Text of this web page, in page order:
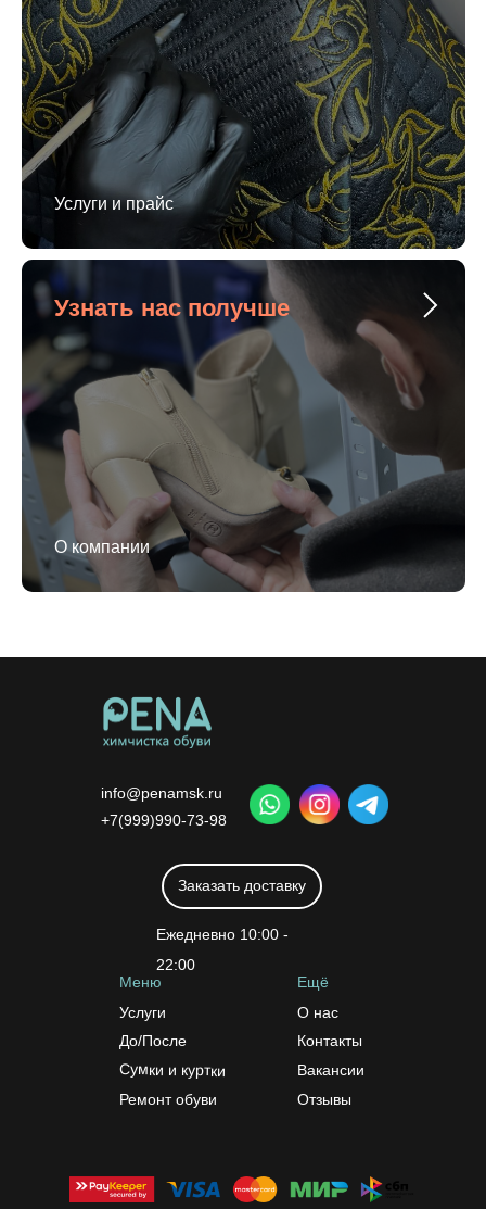
Услуги и прайс
Узнать нас получше
О компании
Заказать доставку
Меню
Услуги
До/После
Сумки и куртки
Ремонт обуви
Контакты
О нас
Вакансии
Отзывы
Ещё
Ежедневно 10:00 -
22:00
info@penamsk.ru
+7(999)990-73-98